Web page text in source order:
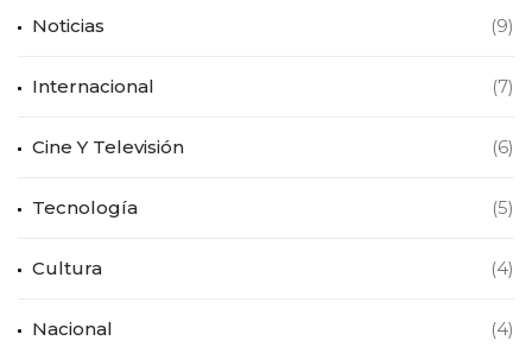
Noticias (9)
Internacional (7)
Cine Y Televisión (6)
Tecnología (5)
Cultura (4)
Nacional (4)